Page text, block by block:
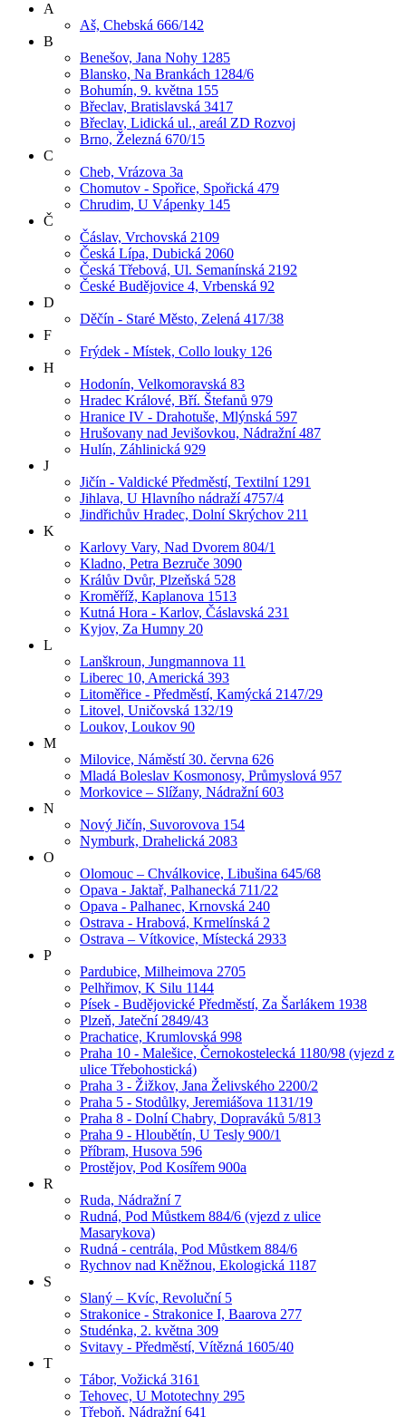
A
Aš, Chebská 666/142
B
Benešov, Jana Nohy 1285
Blansko, Na Brankách 1284/6
Bohumín, 9. května 155
Břeclav, Bratislavská 3417
Břeclav, Lidická ul., areál ZD Rozvoj
Brno, Železná 670/15
C
Cheb, Vrázova 3a
Chomutov - Spořice, Spořická 479
Chrudim, U Vápenky 145
Č
Čáslav, Vrchovská 2109
Česká Lípa, Dubická 2060
Česká Třebová, Ul. Semanínská 2192
České Budějovice 4, Vrbenská 92
D
Děčín - Staré Město, Zelená 417/38
F
Frýdek - Místek, Collo louky 126
H
Hodonín, Velkomoravská 83
Hradec Králové, Bří. Štefanů 979
Hranice IV - Drahotuše, Mlýnská 597
Hrušovany nad Jevišovkou, Nádražní 487
Hulín, Záhlinická 929
J
Jičín - Valdické Předměstí, Textilní 1291
Jihlava, U Hlavního nádraží 4757/4
Jindřichův Hradec, Dolní Skrýchov 211
K
Karlovy Vary, Nad Dvorem 804/1
Kladno, Petra Bezruče 3090
Králův Dvůr, Plzeňská 528
Kroměříž, Kaplanova 1513
Kutná Hora - Karlov, Čáslavská 231
Kyjov, Za Humny 20
L
Lanškroun, Jungmannova 11
Liberec 10, Americká 393
Litoměřice - Předměstí, Kamýcká 2147/29
Litovel, Uničovská 132/19
Loukov, Loukov 90
M
Milovice, Náměstí 30. června 626
Mladá Boleslav Kosmonosy, Průmyslová 957
Morkovice – Slížany, Nádražní 603
N
Nový Jičín, Suvorovova 154
Nymburk, Drahelická 2083
O
Olomouc – Chválkovice, Libušina 645/68
Opava - Jaktař, Palhanecká 711/22
Opava - Palhanec, Krnovská 240
Ostrava - Hrabová, Krmelínská 2
Ostrava – Vítkovice, Místecká 2933
P
Pardubice, Milheimova 2705
Pelhřimov, K Silu 1144
Písek - Budějovické Předměstí, Za Šarlákem 1938
Plzeň, Jateční 2849/43
Prachatice, Krumlovská 998
Praha 10 - Malešice, Černokostelecká 1180/98 (vjezd z
ulice Třebohostická)
Praha 3 - Žižkov, Jana Želivského 2200/2
Praha 5 - Stodůlky, Jeremiášova 1131/19
Praha 8 - Dolní Chabry, Dopraváků 5/813
Praha 9 - Hloubětín, U Tesly 900/1
Příbram, Husova 596
Prostějov, Pod Kosířem 900a
R
Ruda, Nádražní 7
Rudná, Pod Můstkem 884/6 (vjezd z ulice
Masarykova)
Rudná - centrála, Pod Můstkem 884/6
Rychnov nad Kněžnou, Ekologická 1187
S
Slaný – Kvíc, Revoluční 5
Strakonice - Strakonice I, Baarova 277
Studénka, 2. května 309
Svitavy - Předměstí, Vítězná 1605/40
T
Tábor, Vožická 3161
Tehovec, U Mototechny 295
Třeboň, Nádražní 641